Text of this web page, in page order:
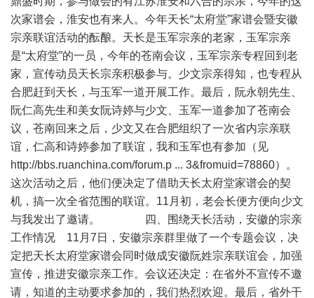
次家谱会，淮安也有来人。今年天长“太府堂”家谱会暨安徽
宗亲联谊活动的酝酿。天长是玉军宗亲的老家，玉军宗亲
是“太府堂”的一员，今年的苍南会议，玉军宗亲专程回到老
家，宣传动员天长宗亲积极参与。少文宗亲得知，也专程从
合肥赶到天长，与玉军一道开展工作。最后，阮永朝先生、
阮仁高先生和美女阮诗婷与少文、玉军一道参加了苍南会
议，苍南回来之后，少文又在合肥组织了一次省内宗亲联
谊，仁高和诗婷参加了联谊，我和玉军也有参加（见
http://bbs.ruanchina.com/forum.p ... 3&fromuid=78860）。
这次活动之后，他们便决定了借助天长太府堂家谱会的契
机，搞一次全省范围的联谊。11月初，老会长便方便向少文
与我发出了邀请。 四、围绕天长活动，安徽的宗亲
工作情况 11月7日，安徽宗亲群里做了一个专题会议，决
定把天长太府堂家谱会同时做成安徽阮姓宗亲联谊会，加强
宣传，推进安徽宗亲工作。会议还决定：在省外不宣传不邀
请，知道的主动要求参加的，我们热烈欢迎。最后，省外干